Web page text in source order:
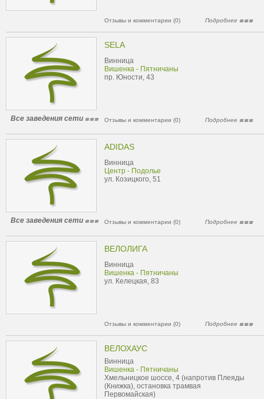
Отзывы и комментарии (0) Подробнее
SELA
Винница
Вишенка - Пятничаны
пр. Юности, 43
Все заведения сети Отзывы и комментарии (0) Подробнее
АDIDAS
Винница
Центр - Подолье
ул. Козицкого, 51
Все заведения сети Отзывы и комментарии (0) Подробнее
ВЕЛОЛИГА
Винница
Вишенка - Пятничаны
ул. Келецкая, 83
Отзывы и комментарии (0) Подробнее
ВЕЛОХАУС
Винница
Вишенка - Пятничаны
Хмельницкое шоссе, 4 (напротив Плеяды
(Книжка), остановка трамвая
Первомайская)